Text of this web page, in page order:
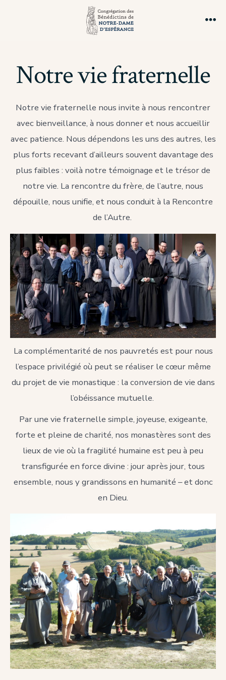
Notre vie fraternelle
Notre vie fraternelle nous invite à nous rencontrer
avec bienveillance, à nous donner et nous accueillir
avec patience. Nous dépendons les uns des autres, les
plus forts recevant d’ailleurs souvent davantage des
plus faibles : voilà notre témoignage et le trésor de
notre vie. La rencontre du frère, de l’autre, nous
dépouille, nous unifie, et nous conduit à la Rencontre
de l’Autre.
La complémentarité de nos pauvretés est pour nous
l’espace privilégié où peut se réaliser le cœur même
du projet de vie monastique : la conversion de vie dans
l’obéissance mutuelle.
Par une vie fraternelle simple, joyeuse, exigeante,
forte et pleine de charité, nos monastères sont des
lieux de vie où la fragilité humaine est peu à peu
transfigurée en force divine : jour après jour, tous
ensemble, nous y grandissons en humanité – et donc
en Dieu.